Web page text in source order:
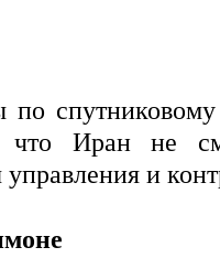
по
что Иран не
и